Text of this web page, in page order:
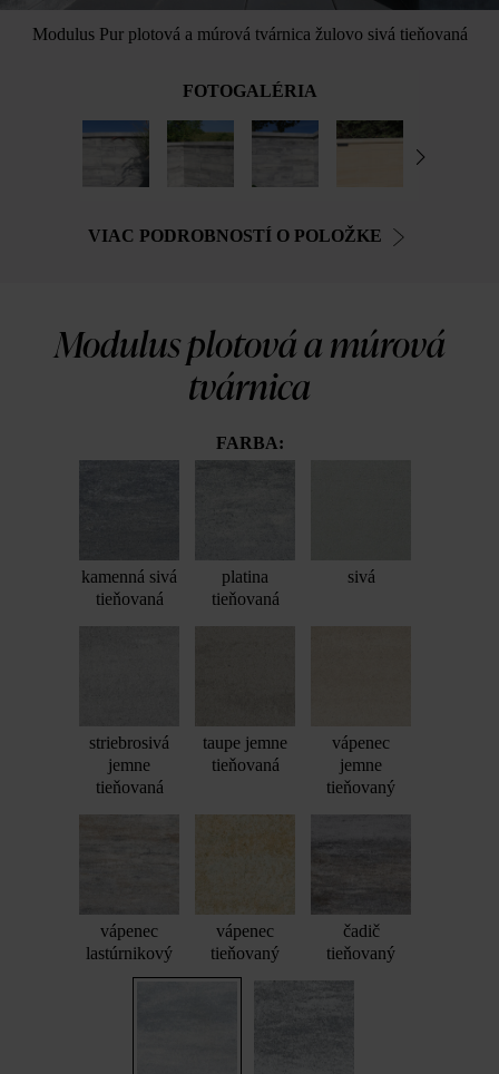
Modulus Pur plotová a múrová tvárnica žulovo sivá tieňovaná
FOTOGALÉRIA
VIAC PODROBNOSTÍ O POLOŽKE
Modulus plotová a múrová
tvárnica
FARBA:
kamenná sivá
tieňovaná
platina
tieňovaná
sivá
striebrosivá
jemne
tieňovaná
taupe jemne
tieňovaná
vápenec
jemne
tieňovaný
vápenec
lastúrnikový
vápenec
tieňovaný
čadič
tieňovaný